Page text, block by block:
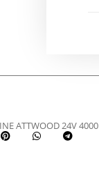
ATTWOOD 24V 4000